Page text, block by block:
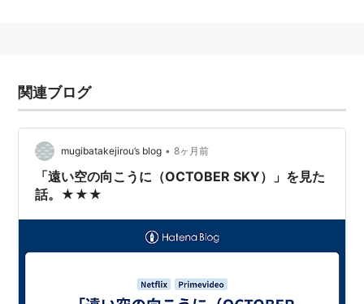
脚本：ルイス・コリック
撮影：フレッド・マーフィ
編集：ロバート・ダルヴァ
音楽： マーク・アイシャム
クリス・クーパー
関連ブログ
mugibatakejirou’s blog • 8ヶ月前
「遠い空の向こうに（OCTOBER SKY）」を見た
話。★★★